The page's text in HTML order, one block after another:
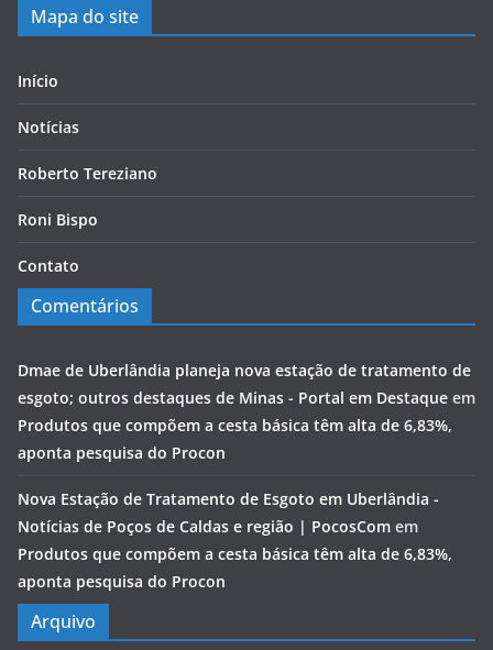
Mapa do site
Início
Notícias
Roberto Tereziano
Roni Bispo
Contato
Comentários
Dmae de Uberlândia planeja nova estação de tratamento de
esgoto; outros destaques de Minas - Portal em Destaque em
Produtos que compõem a cesta básica têm alta de 6,83%,
aponta pesquisa do Procon
Nova Estação de Tratamento de Esgoto em Uberlândia -
Notícias de Poços de Caldas e região | PocosCom em
Produtos que compõem a cesta básica têm alta de 6,83%,
aponta pesquisa do Procon
Arquivo